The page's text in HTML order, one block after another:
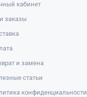
кабинет
заказы
и замена
статьи
конфиденциальности